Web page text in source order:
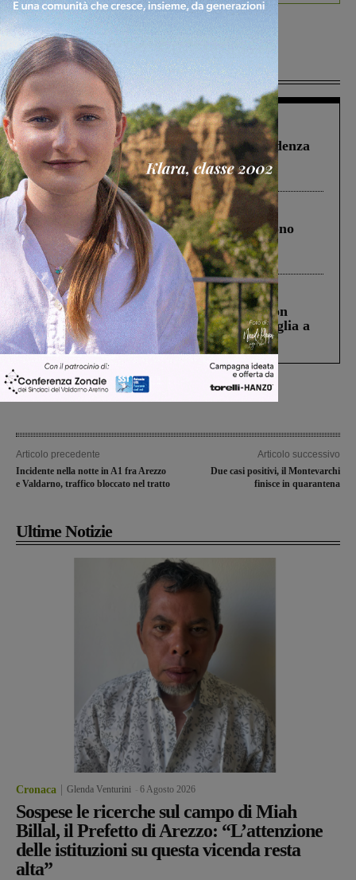
Più lette
Figline Incisa Valdarno 1 Agosto 2026
Piscina di Figline finanziata oltre la scadenza
Pnrr, il gruppo di Fratelli d’Italia: “Un
ringraziamento al Governo”
Cronaca 4 Agosto 2026
Un anno fa la strage in A1 in cui morirono
Gianni, Giulia e Franco. Lo schianto, il
processo, lo stop ai sorpassi fra tir....
Cronaca 3 Agosto 2026
Scomparso da una struttura di Castiglion
Fiorentino l’uomo che aveva ucciso la figlia a
Levane nel 2020
Articolo precedente
Incidente nella notte in A1 fra Arezzo
e Valdarno, traffico bloccato nel tratto
Articolo successivo
Due casi positivi, il Montevarchi
finisce in quarantena
Ultime Notizie
Cronaca Glenda Venturini 6 Agosto 2026
Sospese le ricerche sul campo di Miah
Billal, il Prefetto di Arezzo: “L’attenzione
delle istituzioni su questa vicenda resta
alta”